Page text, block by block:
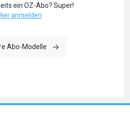
ein OZ-Abo? Super!
anmelden
Abo-Modelle